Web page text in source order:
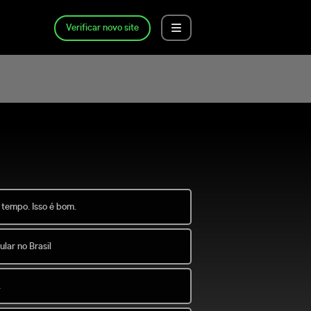
Verificar novo site
Isso é bom.
no Brasil